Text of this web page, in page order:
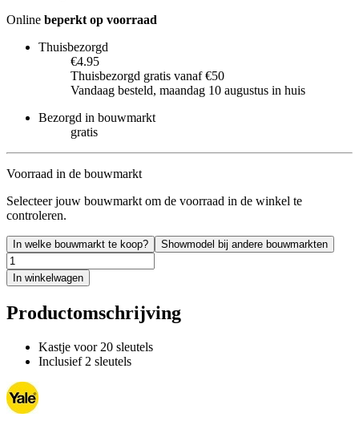
Online beperkt op voorraad
Thuisbezorgd
€4.95
Thuisbezorgd gratis vanaf €50
Vandaag besteld, maandag 10 augustus in huis
Bezorgd in bouwmarkt
gratis
Voorraad in de bouwmarkt
Selecteer jouw bouwmarkt om de voorraad in de winkel te
controleren.
In welke bouwmarkt te koop? Showmodel bij andere bouwmarkten
In winkelwagen
Productomschrijving
Kastje voor 20 sleutels
Inclusief 2 sleutels